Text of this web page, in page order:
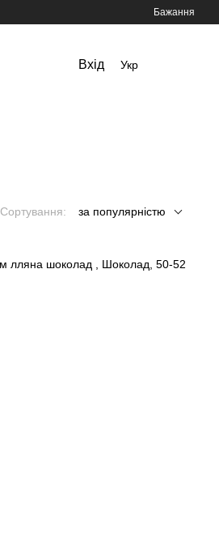
Бажання
Вхід Укр
Сортування: за популярністю